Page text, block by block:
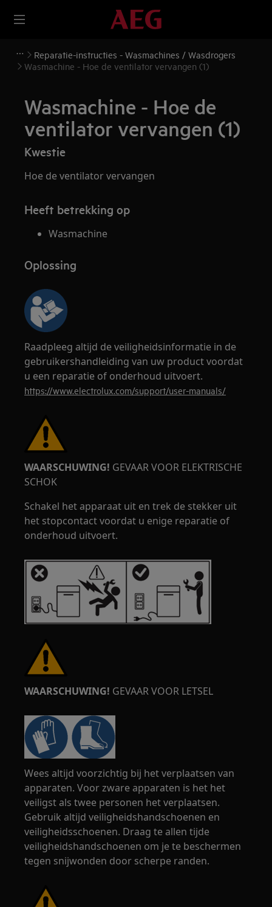
Reparatie-instructies - Wasmachines / Wasdrogers
Wasmachine - Hoe de ventilator vervangen (1)
Wasmachine - Hoe de
ventilator vervangen (1)
Kwestie
Hoe de ventilator vervangen
Heeft betrekking op
Wasmachine
Oplossing
Raadpleeg altijd de veiligheidsinformatie in de
gebruikershandleiding van uw product voordat
u een reparatie of onderhoud uitvoert.
https://www.electrolux.com/support/user-manuals/
WAARSCHUWING! GEVAAR VOOR ELEKTRISCHE
SCHOK
Schakel het apparaat uit en trek de stekker uit
het stopcontact voordat u enige reparatie of
onderhoud uitvoert.
WAARSCHUWING! GEVAAR VOOR LETSEL
Wees altijd voorzichtig bij het verplaatsen van
apparaten. Voor zware apparaten is het het
veiligst als twee personen het verplaatsen.
Gebruik altijd veiligheidshandschoenen en
veiligheidsschoenen. Draag te allen tijde
veiligheidshandschoenen om je te beschermen
tegen snijwonden door scherpe randen.